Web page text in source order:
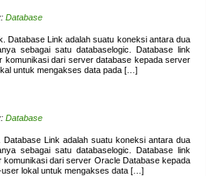
Database
Database Link adalah suatu koneksi antara dua
sebagai satu databaselogic. Database link
komunikasi dari server database kepada server
untuk mengakses data pada […]
Database
Link adalah suatu koneksi antara dua
sebagai satu databaselogic. Database link
dari server Oracle Database kepada
lokal untuk mengakses data […]